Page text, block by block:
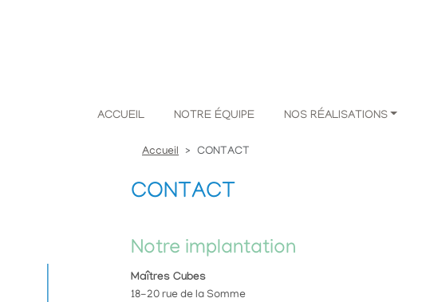
ACCUEIL NOTRE ÉQUIPE NOS RÉALISATIONS
Accueil CONTACT
CONTACT
Notre implantation
Maîtres Cubes
18-20 rue de la Somme